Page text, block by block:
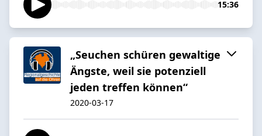
15:36
„Seuchen schüren gewaltige
Ängste, weil sie potenziell
jeden treffen können“
2020-03-17